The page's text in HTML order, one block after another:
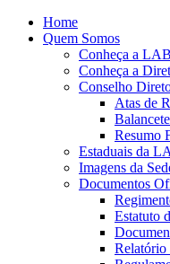
Home
Quem Somos
Conheça a
Conheça a
Conselho
Atas de
Resumo
Estaduais da
Imagens da
Documentos
Estatuto
Relatório